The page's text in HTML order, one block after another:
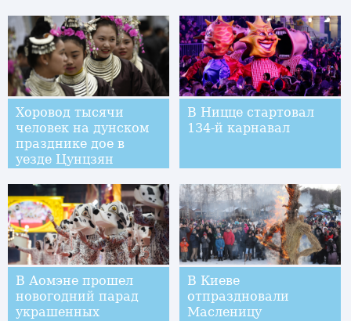
Хоровод тысячи
человек на дунском
празднике дое в
уезде Цунцзян
В Ницце стартовал
134-й карнавал
В Аомэне прошел
новогодний парад
украшенных
В Киеве
отпраздновали
Масленицу